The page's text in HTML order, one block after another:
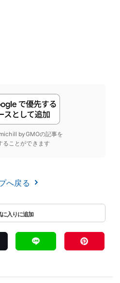
byGMOの記事を
ることができます
へ戻る